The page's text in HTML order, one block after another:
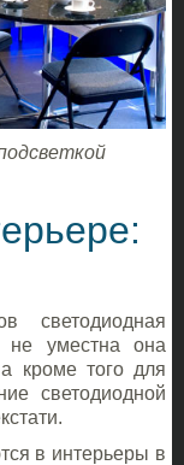
светодиодная
не уместна она
кроме того для
светодиодной
в интерьеры в